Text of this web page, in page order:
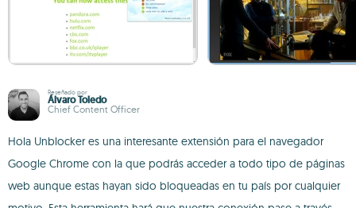
Reseñado por
Álvaro Toledo
Chief Content Officer
Hola Unblocker es una interesante extensión para el navegador
Google Chrome con la que podrás acceder a todo tipo de páginas
web aunque estas hayan sido bloqueadas en tu país por cualquier